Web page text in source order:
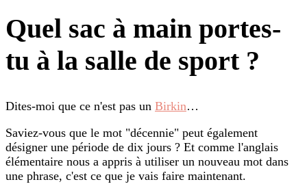
Quel sac à main portes-
tu à la salle de sport ?
Dites-moi que ce n'est pas un Birkin…
Saviez-vous que le mot "décennie" peut également
désigner une période de dix jours ? Et comme l'anglais
élémentaire nous a appris à utiliser un nouveau mot dans
une phrase, c'est ce que je vais faire maintenant.